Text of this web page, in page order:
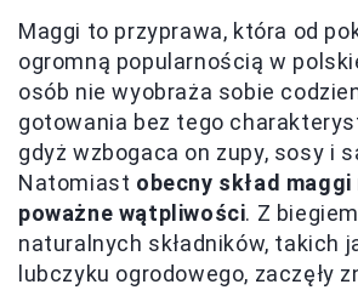
Maggi to przyprawa, która od
ogromną popularnością w
osób nie wyobraża sobie
gotowania bez tego
gdyż wzbogaca on zupy, sosy i
Natomiast obecny skład
poważne wątpliwości. Z
naturalnych składników, takich
lubczyku ogrodowego, zaczęły